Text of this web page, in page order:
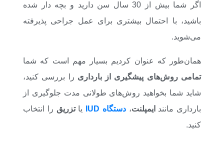
اگر شما بیش از 30 سال سن دارید و بچه دار شده
باشید، با احتمال بیشتری برای عمل جراحی پذیرفته
می‌شوید.
همان‌طور که عنوان کردیم بسیار مهم است که شما
تمامی روش‌های پیشگیری از بارداری را بررسی کنید،
شاید شما بخواهید روش‌های طولانی مدت جلوگیری از
بارداری مانند ایمپلنت،دستگاه IUD یاتزریق را انتخاب
کنید.